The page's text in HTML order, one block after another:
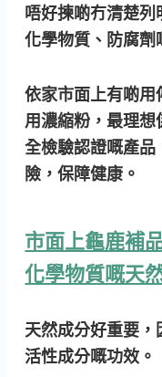
唔好揀啲冇清楚
化學物質、防腐劑
依家市面上有啲
用濃縮粉，最理
全檢驗認證嘅產
險，保障健康。
市面上龜鹿補
化學物質嘅天
天然成分好重要
活性成分嘅功效。